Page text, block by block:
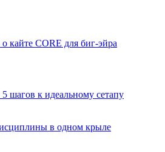
кайте CORE для биг-эйра
шагов к идеальному сетапу
в одном крыле